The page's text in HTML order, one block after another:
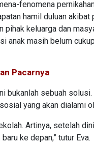
fenomena
hamil duluan
keluarga dan
anak masih belum
Pacarnya
bukanlah sebuah
yang akan dialami
Artinya, setelah
ke depan,” tutur Eva.